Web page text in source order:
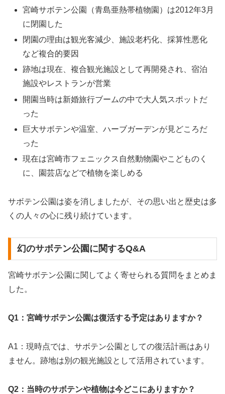
宮崎サボテン公園（青島亜熱帯植物園）は2012年3月
に閉園した
閉園の理由は観光客減少、施設老朽化、採算性悪化
など複合的要因
跡地は現在、複合観光施設として再開発され、宿泊
施設やレストランが営業
開園当時は新婚旅行ブームの中で大人気スポットだ
った
巨大サボテンや温室、ハーブガーデンが見どころだ
った
現在は宮崎市フェニックス自然動物園やこどものく
に、園芸店などで植物を楽しめる
サボテン公園は姿を消しましたが、その思い出と歴史は多
くの人々の心に残り続けています。
幻のサボテン公園に関するQ&A
宮崎サボテン公園に関してよく寄せられる質問をまとめま
した。
Q1：宮崎サボテン公園は復活する予定はありますか？
A1：現時点では、サボテン公園としての復活計画はあり
ません。跡地は別の観光施設として活用されています。
Q2：当時のサボテンや植物は今どこにありますか？